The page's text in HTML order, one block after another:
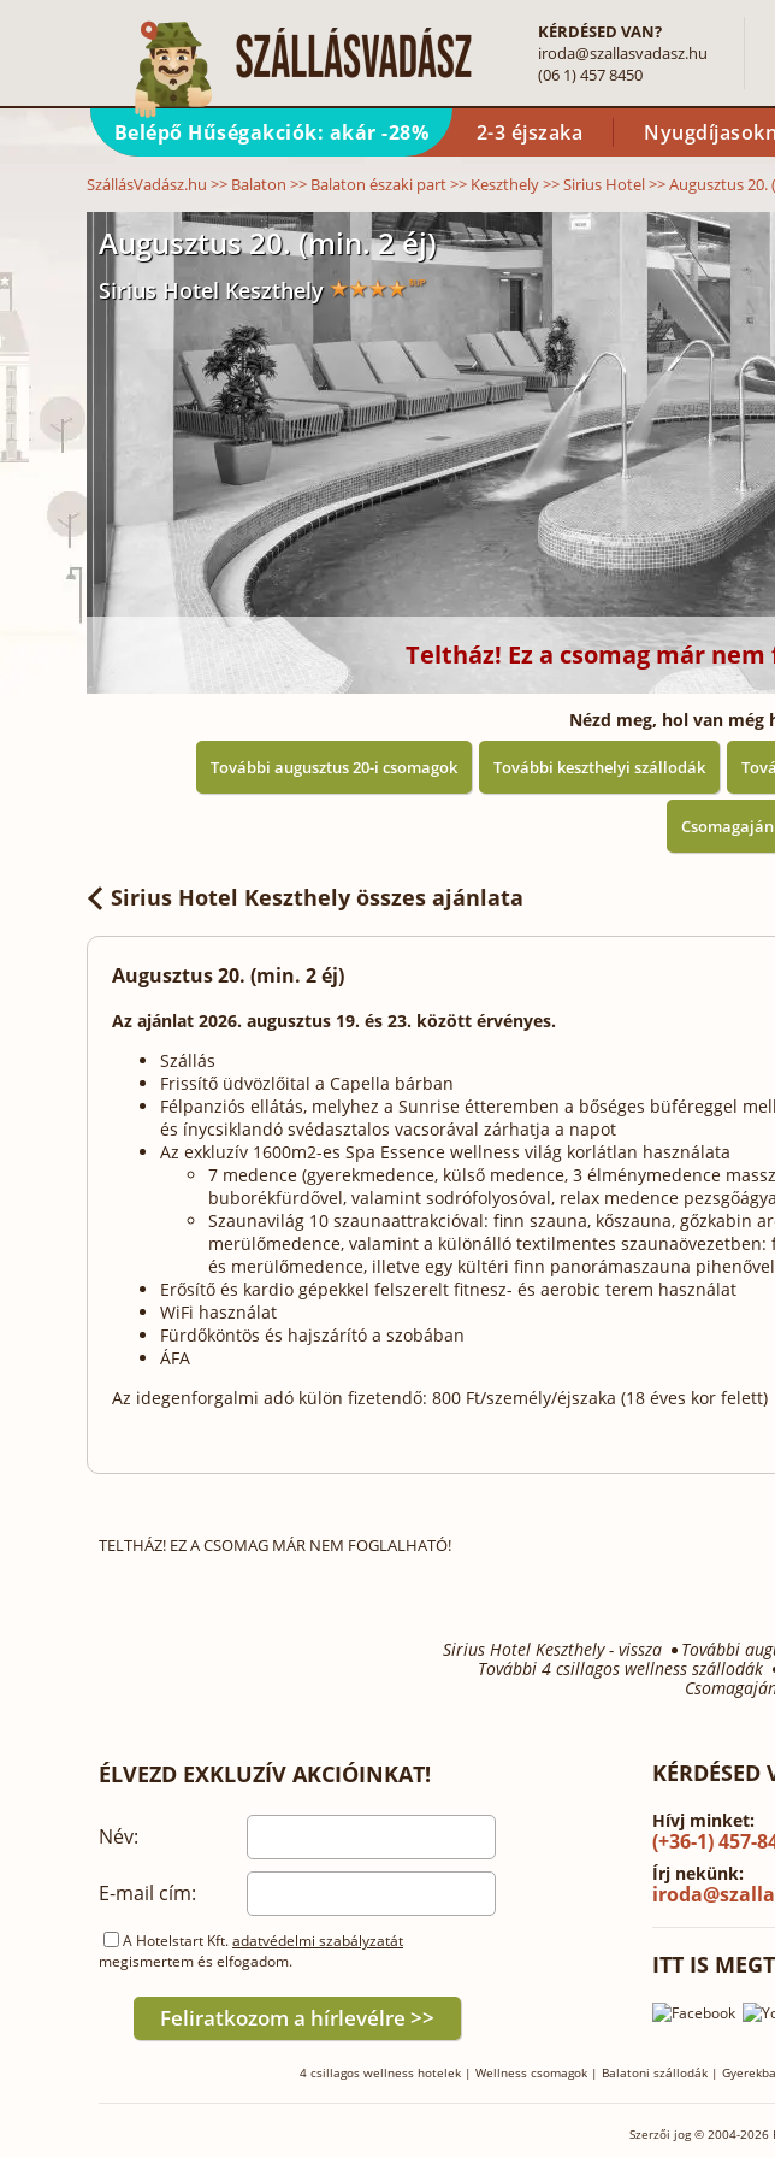
KÉRDÉSED VAN?
iroda@szallasvadasz.hu
(06 1) 457 8450
Belépő Hűségakciók: akár -28% 2-3 éjszaka
SzállásVadász.hu >> Balaton >> Balaton északi part>> Keszthely>>Sirius Hotel>>Augusztus 20.
Augusztus 20. (min. 2 éj)
Sirius Hotel Keszthely
Teltház! Ez a csomag már
Nézd meg, hol van még
További augusztus 20-i csomagok További keszthelyi szállodák
Sirius Hotel Keszthely összes ajánlata
Augusztus 20. (min. 2 éj)
Az ajánlat 2026. augusztus 19. és 23. között érvényes.
Szállás
Frissítő üdvözlőital a Capella bárban
Félpanziós ellátás, melyhez a Sunrise étteremben a bőséges büféreggel
és ínycsiklandó svédasztalos vacsorával zárhatja a napot
Az exkluzív 1600m2-es Spa Essence wellness világ korlátlan használata
7 medence (gyerekmedence, külső medence, 3 élménymedence
buborékfürdővel, valamint sodrófolyosóval, relax medence
Szaunavilág 10 szaunaattrakcióval: finn szauna, kőszauna, gőzkabin
merülőmedence, valamint a különálló textilmentes
és merülőmedence, illetve egy kültéri finn panorámaszauna
Erősítő és kardio gépekkel felszerelt fitnesz- és aerobic terem használat
WiFi használat
Fürdőköntös és hajszárító a szobában
ÁFA
Az idegenforgalmi adó külön fizetendő: 800 Ft/személy/éjszaka (18 éves kor felett)
TELTHÁZ! EZ A CSOMAG MÁR NEM FOGLALHATÓ!
Sirius Hotel Keszthely - vissza További
További 4 csillagos wellness szállodák
ÉLVEZD EXKLUZÍV AKCIÓINKAT!
Név:
E-mail cím:
A Hotelstart Kft.adatvédelmi szabályzatát
megismertem és elfogadom.
KÉRDÉSED
Hívj minket:
(+36-1) 457-
Írj nekünk:
ITT IS
4 csillagos wellness hotelek | Wellness csomagok | Balatoni szállodák |
Szerzői jog © 2004-